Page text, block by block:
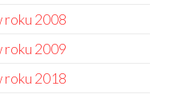
roku 2008
roku 2009
roku 2018